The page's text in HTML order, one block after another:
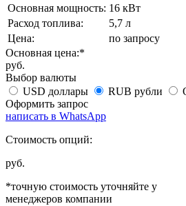
Основная мощность: 16 кВт
Расход топлива:
5,7 л
Цена:
по запросу
Основная цена:*
руб.
Выбор валюты
USD доллары RUB рубли
Оформить запрос
написать в WhatsApp
Стоимость опций:
руб.
*точную стоимость уточняйте у
менеджеров компании